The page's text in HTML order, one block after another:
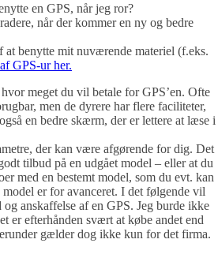
en GPS, når jeg ror?
når der kommer en ny og bedre
benytte mit nuværende materiel (f.eks.
GPS-ur her.
meget du vil betale for GPS’en. Ofte
men de dyrere har flere faciliteter,
en bedre skærm, der er lettere at læse i
der kan være afgørende for dig. Det
tilbud på en udgået model – eller at du
med en bestemt model, som du evt. kan
er for avanceret. I det følgende vil
anskaffelse af en GPS. Jeg burde ikke
er efterhånden svært at købe andet end
gælder dog ikke kun for det firma.